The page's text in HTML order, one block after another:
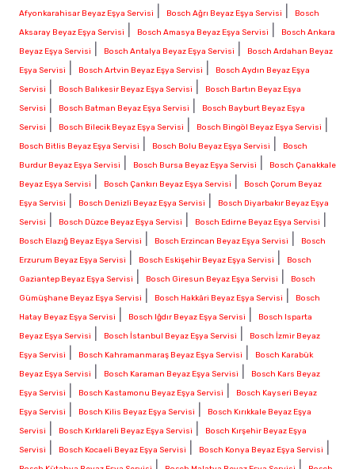
Afyonkarahisar Beyaz Eşya Servisi
Bosch Ağrı Beyaz Eşya Servisi
Bosch
Aksaray Beyaz Eşya Servisi
Bosch Amasya Beyaz Eşya Servisi
Bosch Ankara
Beyaz Eşya Servisi
Bosch Antalya Beyaz Eşya Servisi
Bosch Ardahan Beyaz
Eşya Servisi
Bosch Artvin Beyaz Eşya Servisi
Bosch Aydın Beyaz Eşya
Servisi
Bosch Balıkesir Beyaz Eşya Servisi
Bosch Bartın Beyaz Eşya
Servisi
Bosch Batman Beyaz Eşya Servisi
Bosch Bayburt Beyaz Eşya
Servisi
Bosch Bilecik Beyaz Eşya Servisi Bosch Bingöl Beyaz Eşya Servisi
Bosch Bitlis Beyaz Eşya Servisi Bosch Bolu Beyaz Eşya Servisi
Bosch
Burdur Beyaz Eşya Servisi
Bosch Bursa Beyaz Eşya Servisi
Bosch Çanakkale
Beyaz Eşya Servisi
Bosch Çankırı Beyaz Eşya Servisi
Bosch Çorum Beyaz
Eşya Servisi
Bosch Denizli Beyaz Eşya Servisi
Bosch Diyarbakır Beyaz Eşya
Servisi
Bosch Düzce Beyaz Eşya Servisi Bosch Edirne Beyaz Eşya Servisi
Bosch Elazığ Beyaz Eşya Servisi Bosch Erzincan Beyaz Eşya Servisi
Bosch
Erzurum Beyaz Eşya Servisi
Bosch Eskişehir Beyaz Eşya Servisi
Bosch
Gaziantep Beyaz Eşya Servisi
Bosch Giresun Beyaz Eşya Servisi
Bosch
Gümüşhane Beyaz Eşya Servisi
Bosch Hakkâri Beyaz Eşya Servisi
Bosch
Hatay Beyaz Eşya Servisi
Bosch Iğdır Beyaz Eşya Servisi
Bosch Isparta
Beyaz Eşya Servisi
Bosch İstanbul Beyaz Eşya Servisi
Bosch İzmir Beyaz
Eşya Servisi
Bosch Kahramanmaraş Beyaz Eşya Servisi
Bosch Karabük
Beyaz Eşya Servisi
Bosch Karaman Beyaz Eşya Servisi
Bosch Kars Beyaz
Eşya Servisi
Bosch Kastamonu Beyaz Eşya Servisi
Bosch Kayseri Beyaz
Eşya Servisi
Bosch Kilis Beyaz Eşya Servisi
Bosch Kırıkkale Beyaz Eşya
Servisi
Bosch Kırklareli Beyaz Eşya Servisi
Bosch Kırşehir Beyaz Eşya
Servisi
Bosch Kocaeli Beyaz Eşya Servisi Bosch Konya Beyaz Eşya Servisi